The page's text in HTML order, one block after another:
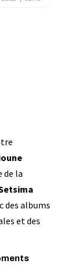
de la
des albums
et des